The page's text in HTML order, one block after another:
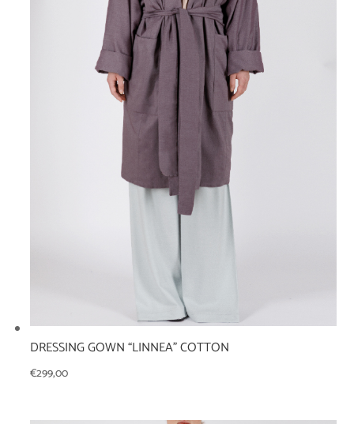
DRESSING GOWN “LINNEA” COTTON
€299,00